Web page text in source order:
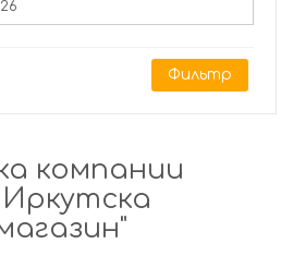
Фильтр
компании